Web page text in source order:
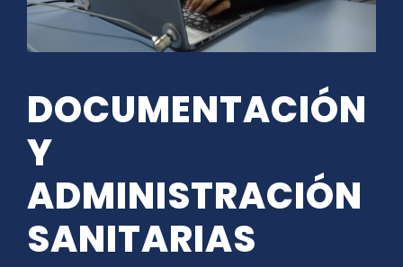
DOCUMENTACIÓN
Y
ADMINISTRACIÓN
SANITARIAS